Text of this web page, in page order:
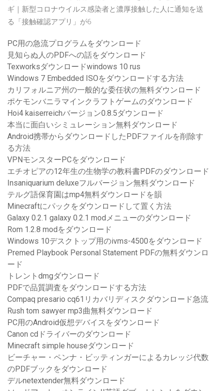
ギ｜新型コロナウイルス感染者と濃厚接触した人に通知を送
る「接触確認アプリ」が6
PC用の急流プログラムをダウンロード
見知らぬ人のPDFへの話をダウンロード
Texworksダウンロードwindows 10 rus
Windows 7 Embedded ISOをダウンロードする方法
カリフォルニア州の一般的な委任状の無料ダウンロード
ポケモンバニラマインクラフトゲームのダウンロード
Hoi4 kaiserreichバージョン0.8.5ダウンロード
本当に面白いシミュレーション無料ダウンロード
Android携帯からダウンロードしたPDFファイルを削除す
る方法
VPNモンスターPCをダウンロード
エチオピアの12年生の生物学の教科書PDFのダウンロード
Insaniquarium deluxeフルバージョン無料ダウンロード
テルグ語保育園はmp4無料ダウンロードを韻
Minecraftにパックをダウンロードして置く方法
Galaxy 0.2.1 galaxy 0.2.1 modメニューのダウンロード
Rom 1.2.8 modをダウンロード
Windows 10デスクトップ用のivms-4500をダウンロード
Premed Playbook Personal Statement PDFの無料ダウンロ
ード
トレントdmgダウンロード
PDFで品質調査をダウンロードする方法
Compaq presario cq61リカバリディスクダウンロード急流
Rush tom sawyer mp3曲無料ダウンロード
PC用のAndroid仮想デバイスをダウンロード
Canon cdドライバーのダウンロード
Minecraft simple houseダウンロード
ビーチャー・ペンナ・ビッティンガーによるカレッジ代数
のPDFブックをダウンロード
デルnetextender無料ダウンロード